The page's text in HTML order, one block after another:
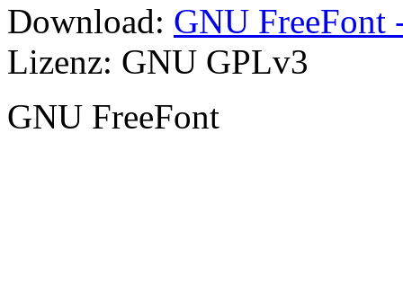
Download: GNU FreeFont
Lizenz: GNU GPLv3
GNU FreeFont